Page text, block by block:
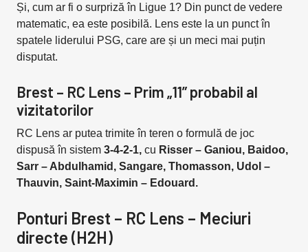
Și, cum ar fi o surpriză în Ligue 1? Din punct de vedere
matematic, ea este posibilă. Lens este la un punct în
spatele liderului PSG, care are și un meci mai puțin
disputat.
Brest – RC Lens – Prim „11” probabil al
vizitatorilor
RC Lens ar putea trimite în teren o formulă de joc
dispusă în sistem 3-4-2-1, cu Risser – Ganiou, Baidoo,
Sarr – Abdulhamid, Sangare, Thomasson, Udol –
Thauvin, Saint-Maximin – Edouard.
Ponturi Brest – RC Lens – Meciuri
directe (H2H)